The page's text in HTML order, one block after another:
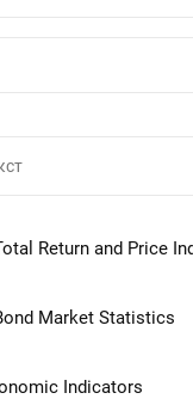
Return and Price
Market Statistics
Indicators